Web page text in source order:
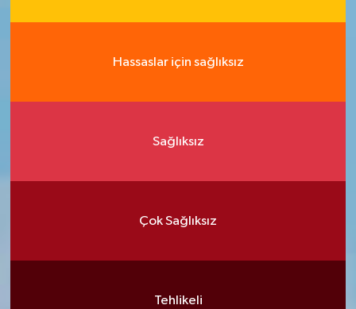
Hassaslar için sağlıksız
Sağlıksız
Çok Sağlıksız
Tehlikeli